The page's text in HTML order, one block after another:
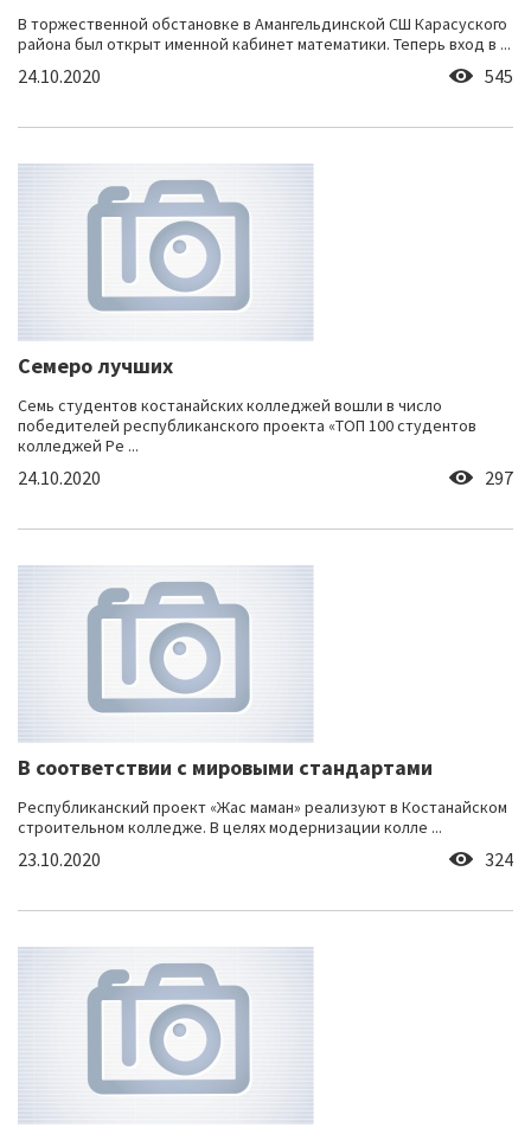
В торжественной обстановке в Амангельдинской СШ Карасуского
района был открыт именной кабинет математики. Теперь вход в ...
24.10.2020 545
Семеро лучших
Семь студентов костанайских колледжей вошли в число
победителей республиканского проекта «ТОП 100 студентов
колледжей Ре ...
24.10.2020 297
В соответствии с мировыми стандартами
Республиканский проект «Жас маман» реализуют в Костанайском
строительном колледже. В целях модернизации колле ...
23.10.2020 324